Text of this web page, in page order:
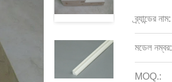
ব্র্যান্ডের নাম:
মডেল নম্বর:
MOQ.: